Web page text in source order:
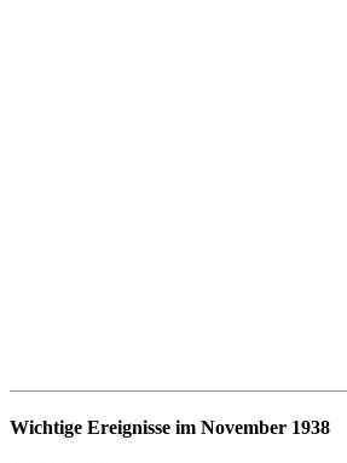
Wichtige Ereignisse im November 1938